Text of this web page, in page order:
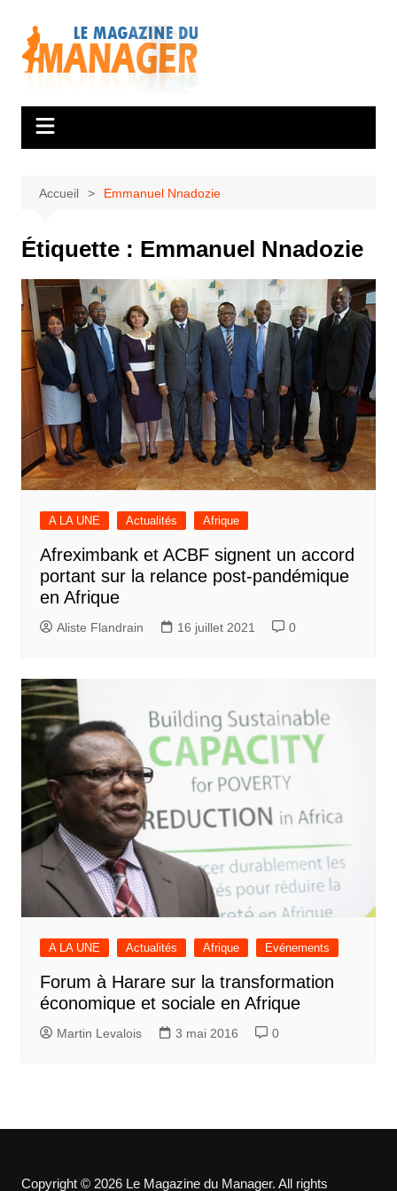
contenu
Accueil Emmanuel Nnadozie
Étiquette : Emmanuel Nnadozie
A LA UNE Actualités Afrique
Afreximbank et ACBF signent un accord
portant sur la relance post-pandémique
en Afrique
Aliste Flandrain 16 juillet 2021 0
A LA UNE Actualités Afrique Evénements
Forum à Harare sur la transformation
économique et sociale en Afrique
Martin Levalois 3 mai 2016 0
Copyright © 2026 Le Magazine du Manager. All rights